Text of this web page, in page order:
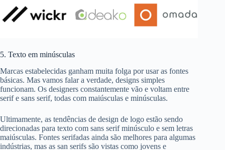
5. Texto em minúsculas
Marcas estabelecidas ganham muita folga por usar as fontes
básicas. Mas vamos falar a verdade, designs simples
funcionam. Os designers constantemente vão e voltam entre
serif e sans serif, todas com maiúsculas e minúsculas.
Ultimamente, as tendências de design de logo estão sendo
direcionadas para texto com sans serif minúsculo e sem letras
maiúsculas. Fontes serifadas ainda são melhores para algumas
indústrias, mas as san serifs são vistas como jovens e